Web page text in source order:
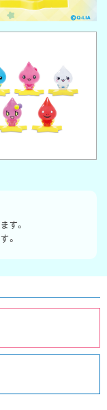
す。
。